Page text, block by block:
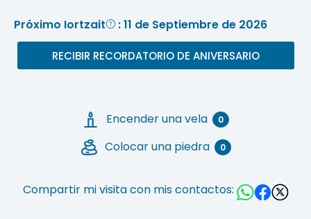
Próximo Iortzait : 11 de Septiembre de 2026
RECIBIR RECORDATORIO DE ANIVERSARIO
Encender una vela 0
Colocar una piedra 0
Compartir mi visita con mis contactos: